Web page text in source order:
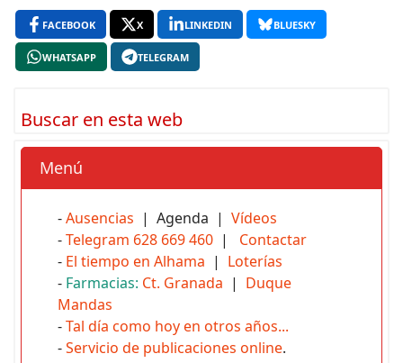
FACEBOOK X LINKEDIN BLUESKY
WHATSAPP TELEGRAM
Buscar en esta web
Menú
-Ausencias | Agenda | Vídeos
-Telegram 628 669 460 | Contactar
- El tiempo en Alhama | Loterías
- Farmacias: Ct. Granada | Duque
Mandas
-Tal día como hoy en otros años...
-Servicio de publicaciones online.